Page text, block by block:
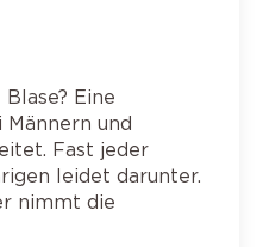
Eine
und
Fast jeder
leidet darunter.
nimmt die